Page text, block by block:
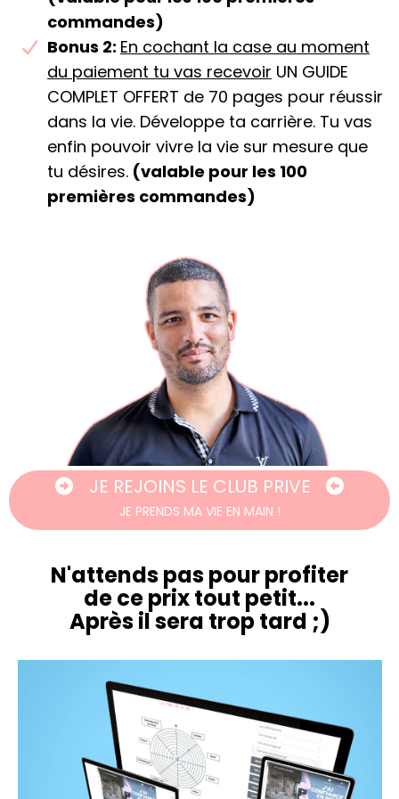
commandes)
​Bonus 2: En cochant la case au moment
du paiement tu vas recevoir UN GUIDE
COMPLET OFFERT de 70 pages pour réussir
dans la vie. Développe ta carrière. Tu vas
enfin pouvoir vivre la vie sur mesure que
tu désires. (valable pour les 100
premières commandes)
JE REJOINS LE CLUB PRIVE
JE PRENDS MA VIE EN MAIN !
N'attends pas pour profiter
de ce prix tout petit...
Après il sera trop tard ;)